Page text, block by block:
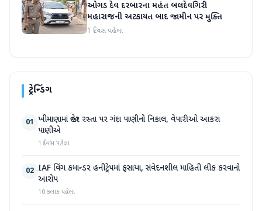
ઓગડ દેવ દરબારના મહંત બલદેવગિરી
મહારાજની અટકાયત બાદ જામીન પર મુક્તિ
1 દિવસ પહેલા
ટ્રેન્ડિંગ
01 ખીમાણામાં જાહેર રસ્તા પર ગંદા પાણીનો નિકાલ, વેપારીઓ આકરા
પાણીએ
1 દિવસ પહેલા
02 IAF વિંગ કમાન્ડર હનીટ્રેપમાં ફસાયા, સંવેદનશીલ માહિતી લીક કરવાનો
આરોપ
10 કલાક પહેલા